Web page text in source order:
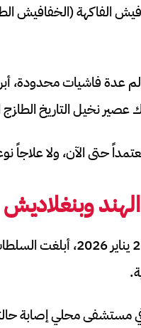
عدة فاشيات محدودة،
عصير نخيل التاريخ
حتى الآن، ولا علاجاً
وبنغلاديش
بين 27 ديسمبر 2025